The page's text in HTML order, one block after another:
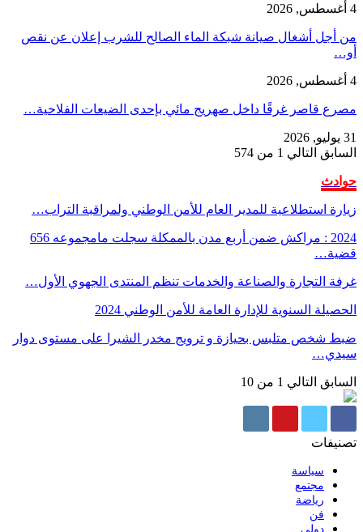
4 أغسطس, 2026
من أجل أشغال صيانة شبكة الماء الصالح للشرب إعلان عن نقص
أو…
4 أغسطس, 2026
مصرع قاصر غرقًا داخل صهريج مائي بإحدى الضيعات الفلاحية…
31 يوليو, 2026
السابق التالي 1 من 574
حوادث
زيارة استطلاعية للمدير العام للأمن الوطني ولمراقبة التراب…
2024 : مراكش ضمن أربع مدن بالممكلة سجلت مامجموعه 656
قضية…
غرفة التجارة والصناعة والخدمات تنظم المنتدى الجهوي الأول…
الحصيلة السنوية للإدارة العامة للأمن الوطني 2024
ضبط شخص متلبس بحيازة و ترويج مخدر الشيرا على مستوى دوار
سيدي…
السابق التالي 1 من 10
تصنيفات
سياسة
مجتمع
رياضة
فن
دولي